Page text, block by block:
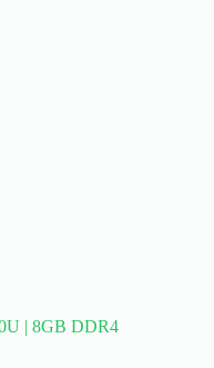
| 8GB DDR4